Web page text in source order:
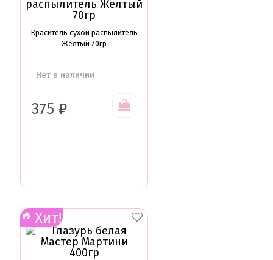
Краситель сухой распылитель
Желтый 70гр
Нет в наличии
375 ₽
Хит!